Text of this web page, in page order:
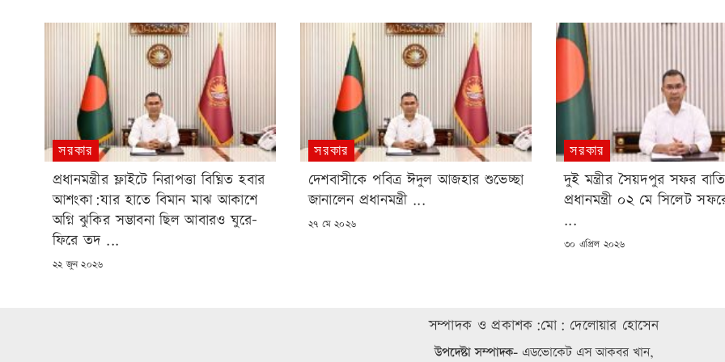
সরকার
প্রধানমন্ত্রীর ফ্লাইটে নিরাপত্তা বিঘ্নিত হবার
আশংকা:যার হাতে বিমান মাঝ আকাশে
অগ্নি ঝুকির সম্ভাবনা ছিল আবারও ঘুরে-
ফিরে তদ ...
POSTED
২২ জুন ২০২৬
সরকার
দেশবাসীকে পবিত্র ঈদুল আজহার শুভেচ্ছা
জানালেন প্রধানমন্ত্রী ...
POSTED
২৭ মে ২০২৬
সরকার
দুই মন্ত্রীর সৈয়দপুর সফর
প্রধানমন্ত্রী ০২ মে সিলেট
...
POSTED
৩০ এপ্রিল ২০২৬
সম্পাদক ও প্রকাশক:মো: দেলোয়ার হোসেন
উপদেষ্টা সম্পাদক-এডভোকেট এস আকবর খান,